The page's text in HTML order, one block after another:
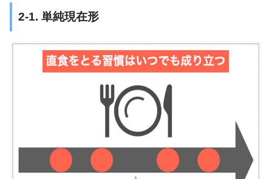
2-1. 単純現在形